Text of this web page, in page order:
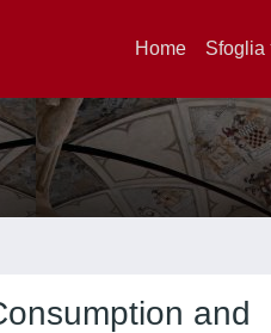
Home Sfoglia
and